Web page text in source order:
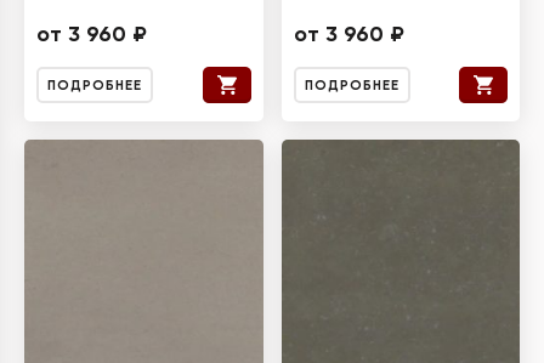
от 3 960 ₽
ПОДРОБНЕЕ
от 3 960 ₽
ПОДРОБНЕЕ